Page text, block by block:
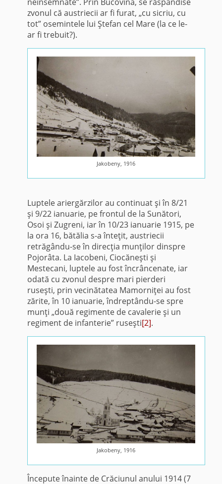
zvonul că austriecii ar fi furat, „cu sicriu, cu
tot” osemintele lui Ştefan cel Mare (la ce le-
ar fi trebuit?).
Jakobeny, 1916
Luptele ariergărzilor au continuat şi în 8/21
şi 9/22 ianuarie, pe frontul de la Sunători,
Osoi şi Zugreni, iar în 10/23 ianuarie 1915, pe
la ora 16, bătălia s-a înteţit, austriecii
retrăgându-se în direcţia munţilor dinspre
Pojorâta. La Iacobeni, Ciocăneşti şi
Mestecani, luptele au fost încrâncenate, iar
odată cu zvonul despre mari pierderi
ruseşti, prin vecinătatea Mamorniţei au fost
zărite, în 10 ianuarie, îndreptându-se spre
munţi „două regimente de cavalerie şi un
regiment de infanterie” ruseşti[2].
Jakobeny, 1916
Începute înainte de Crăciunul anului 1914 (7